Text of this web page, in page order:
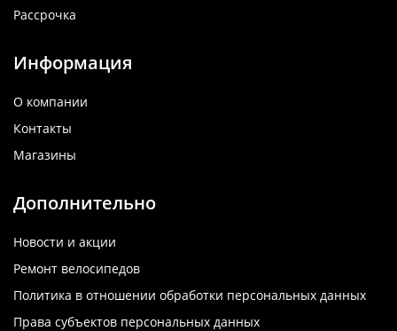
Рассрочка
Информация
О компании
Контакты
Магазины
Дополнительно
Новости и акции
Ремонт велосипедов
Политика в отношении обработки персональных данных
Права субъектов персональных данных